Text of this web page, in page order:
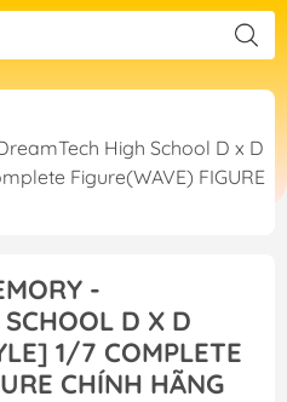
High School D x D
Figure(WAVE) FIGURE
-
D X D
1/7 COMPLETE
CHÍNH HÃNG